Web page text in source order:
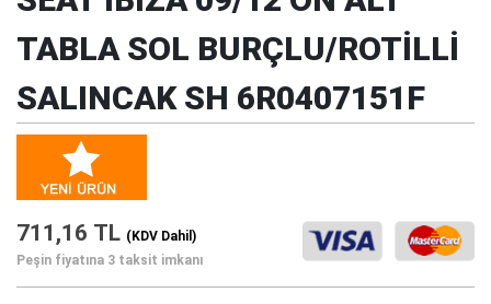
TABLA SOL BURÇLU/ROTİLLİ
SALINCAK SH 6R0407151F
711,16 TL (KDV Dahil)
Peşin fiyatına 3 taksit imkanı